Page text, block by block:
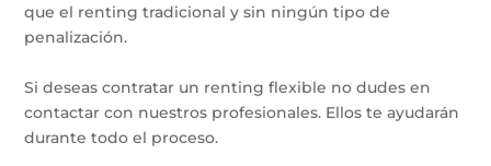
que el renting tradicional y sin ningún tipo de
penalización.
Si deseas contratar un renting flexible no dudes en
contactar con nuestros profesionales. Ellos te ayudarán
durante todo el proceso.